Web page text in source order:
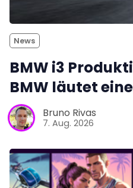
News
BMW i3
BMW läutet
Bruno Rivas
7. Aug. 2026